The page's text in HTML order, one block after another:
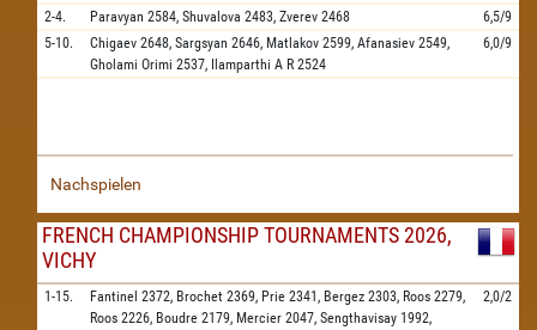
2-4.
Paravyan 2584, Shuvalova 2483, Zverev 2468
6,5/9
5-10.
Chigaev 2648, Sargsyan 2646, Matlakov 2599, Afanasiev 2549,
Gholami Orimi 2537, Ilamparthi A R 2524
6,0/9
Nachspielen
FRENCH CHAMPIONSHIP TOURNAMENTS 2026,
VICHY
1-15. Fantinel 2372, Brochet 2369, Prie 2341, Bergez 2303, Roos 2279,
Roos 2226, Boudre 2179, Mercier 2047, Sengthavisay 1992,
2,0/2